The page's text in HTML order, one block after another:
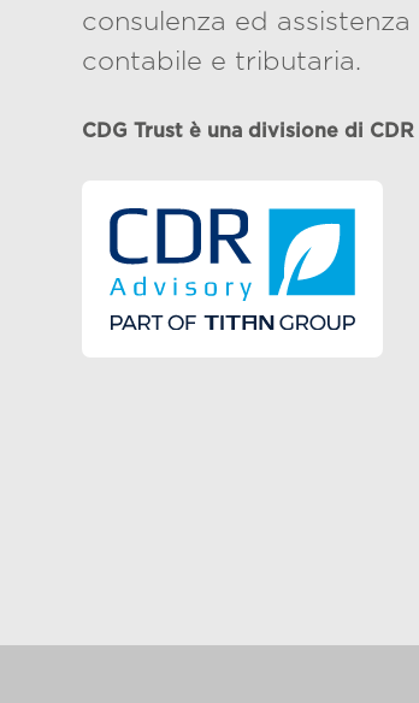
consulenza ed
contabile e tributaria.
CDG Trust è una divisione di